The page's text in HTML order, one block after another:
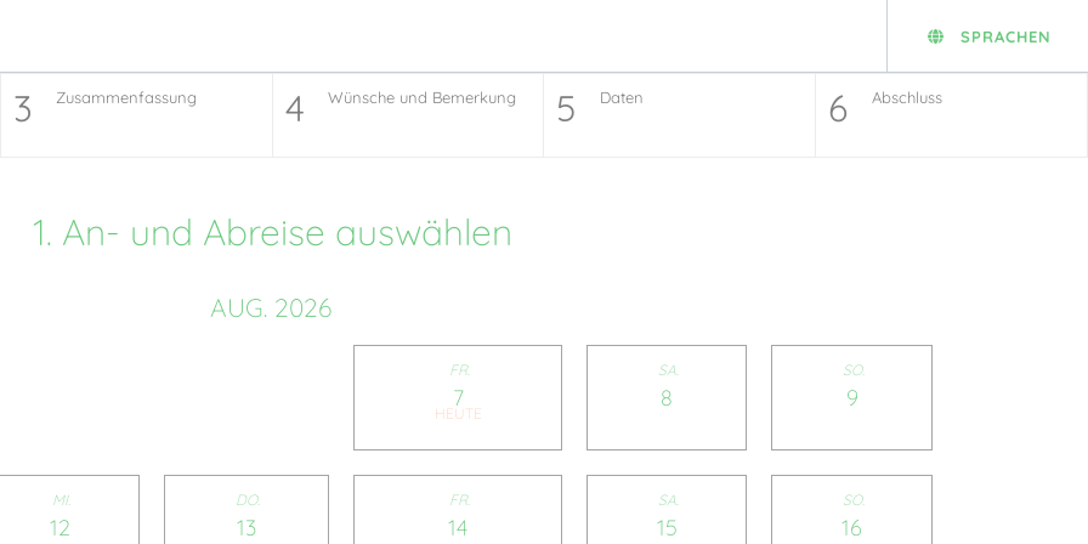
SPRACHEN
3 Zusammenfassung 4 Wünsche und Bemerkung 5 Daten 6 Abschluss
1. An- und Abreise auswählen
AUG. 2026
FR.
7
SA.
8
SO.
9
MI.
12
DO.
13
FR.
14
SA.
15
SO.
16